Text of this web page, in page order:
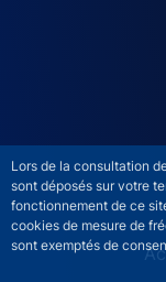
Lors de la consultation
sont déposés sur votre
fonctionnement de ce
cookies de mesure de
sont exemptés de
ACPR